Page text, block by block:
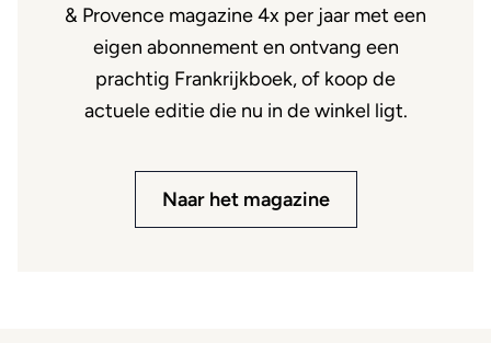
& Provence magazine 4x per jaar met een
eigen abonnement en ontvang een
prachtig Frankrijkboek, of koop de
actuele editie die nu in de winkel ligt.
Naar het magazine